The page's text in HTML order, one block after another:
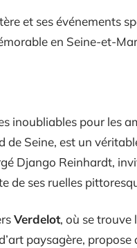
et ses événements
en Seine-et-
inoubliables pour les
de Seine, est un
Django Reinhardt,
de ses ruelles
Verdelot, où se trouve
paysagère, propose